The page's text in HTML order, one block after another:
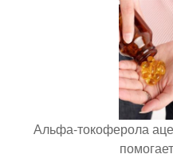
Альфа-токоферола